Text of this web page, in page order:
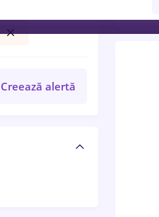
Creează alertă